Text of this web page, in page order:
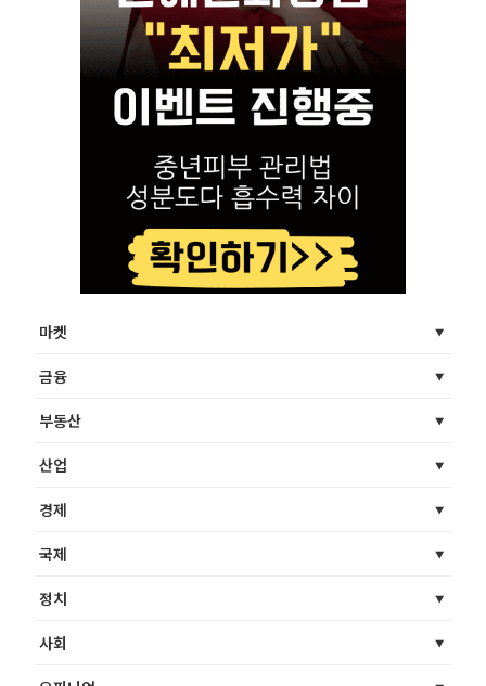
마켓
금융
부동산
산업
경제
국제
정치
사회